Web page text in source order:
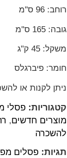
רוחב: 96 ס"מ
גובה: 165 ס"מ
משקל: 45 ק"ג
חומר: פיברגלס
ניתן לקנות או
קטגוריות: פסלי
מוצרים חדשים,
להשכרה
תגיות: פסלים